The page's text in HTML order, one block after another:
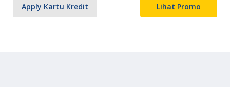
Apply Kartu Kredit Lihat Promo